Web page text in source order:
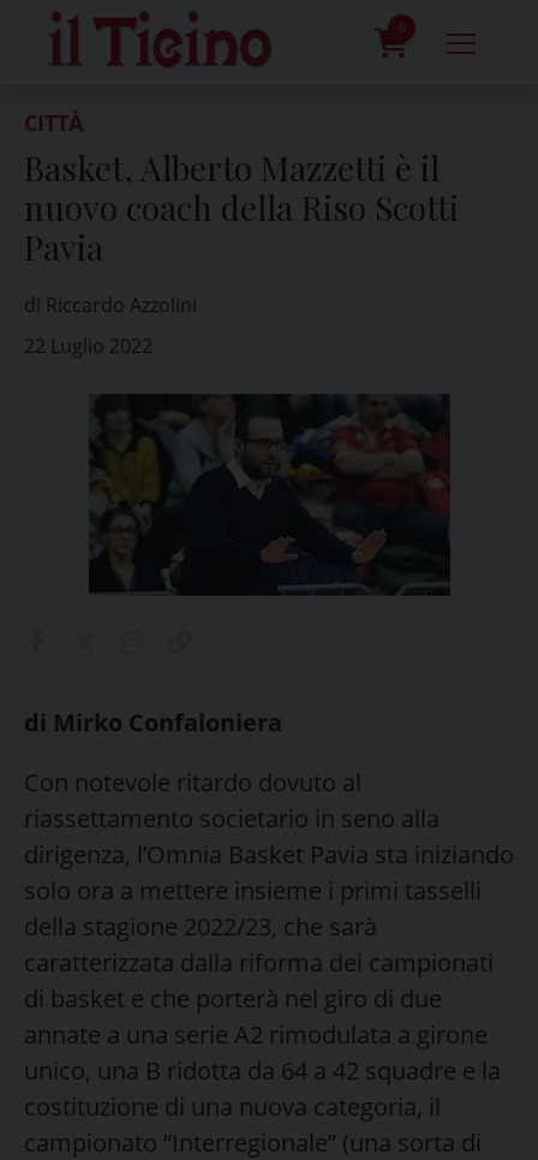
content
0
CITTÀ
Basket, Alberto Mazzetti è il
nuovo coach della Riso Scotti
Pavia
di Riccardo Azzolini
22 Luglio 2022
di Mirko Confaloniera
Con notevole ritardo dovuto al
riassettamento societario in seno alla
dirigenza, l’Omnia Basket Pavia sta iniziando
solo ora a mettere insieme i primi tasselli
della stagione 2022/23, che sarà
caratterizzata dalla riforma dei campionati
di basket e che porterà nel giro di due
annate a una serie A2 rimodulata a girone
unico, una B ridotta da 64 a 42 squadre e la
costituzione di una nuova categoria, il
campionato “Interregionale” (una sorta di